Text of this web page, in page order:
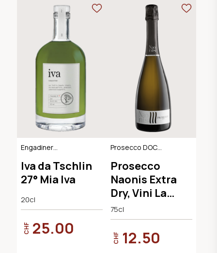
Engadiner
Iva da Tschlin
27° Mia Iva
20cl
CHF 25.00
Prosecco DOC
Prosecco
Naonis Extra
Dry, Vini La
Delizia
75cl
CHF 12.50